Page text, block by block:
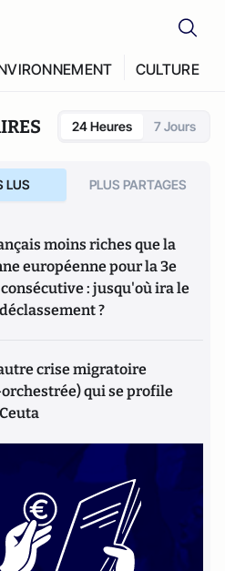
CULTURE
24 Heures 7 Jours
LUS PLUS PARTAGES
moins riches que la
européenne pour la 3e
: jusqu'où ira le
?
crise migratoire
qui se profile